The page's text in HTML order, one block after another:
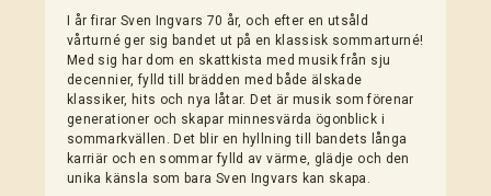
I år firar Sven Ingvars 70 år, och efter en utsåld
vårturné ger sig bandet ut på en klassisk sommarturné!
Med sig har dom en skattkista med musik från sju
decennier, fylld till brädden med både älskade
klassiker, hits och nya låtar. Det är musik som förenar
generationer och skapar minnesvärda ögonblick i
sommarkvällen. Det blir en hyllning till bandets långa
karriär och en sommar fylld av värme, glädje och den
unika känsla som bara Sven Ingvars kan skapa.